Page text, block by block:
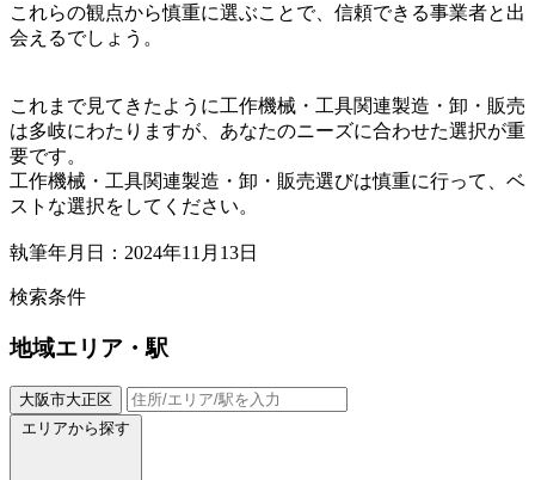
これらの観点から慎重に選ぶことで、信頼できる事業者と出
会えるでしょう。
これまで見てきたように工作機械・工具関連製造・卸・販売
は多岐にわたりますが、あなたのニーズに合わせた選択が重
要です。
工作機械・工具関連製造・卸・販売選びは慎重に行って、ベ
ストな選択をしてください。
執筆年月日：2024年11月13日
検索条件
地域エリア・駅
大阪市大正区
エリアから探す